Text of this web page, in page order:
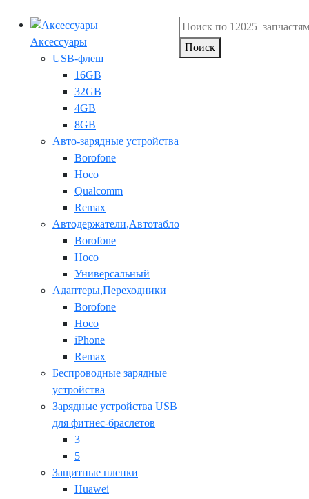
Аксессуары
USB-флеш
16GB
32GB
4GB
8GB
Авто-зарядные устройства
Borofone
Hoco
Qualcomm
Remax
Автодержатели,Автотабло
Borofone
Hoco
Универсальный
Адаптеры,Переходники
Borofone
Hoco
iPhone
Remax
Беспроводные зарядные
устройства
Зарядные устройства USB
для фитнес-браслетов
3
5
Защитные пленки
Huawei
Поиск